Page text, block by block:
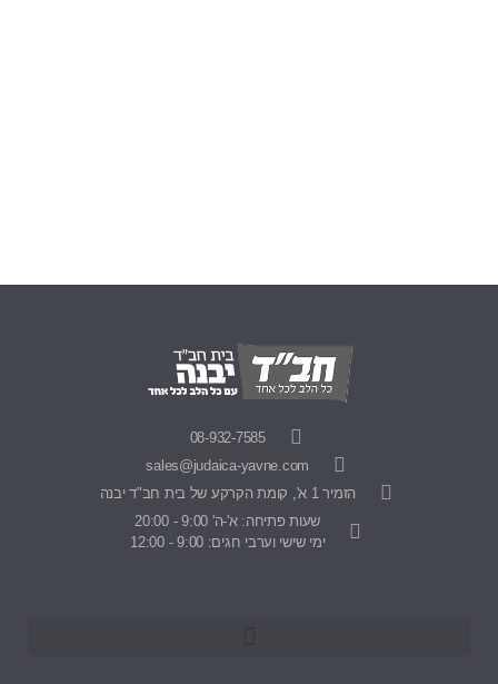
08-932-7585
sales@judaica-yavne.com
הזמיר 1 א', קומת הקרקע של בית חב"ד יבנה
שעות פתיחה: א'-ה' 9:00 - 20:00
ימי שישי וערבי חגים: 9:00 - 12:00